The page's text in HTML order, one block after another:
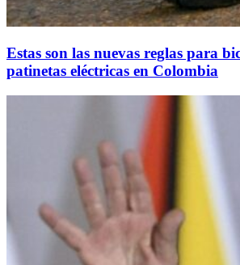
Estas son las nuevas reglas para
patinetas eléctricas en Colombia